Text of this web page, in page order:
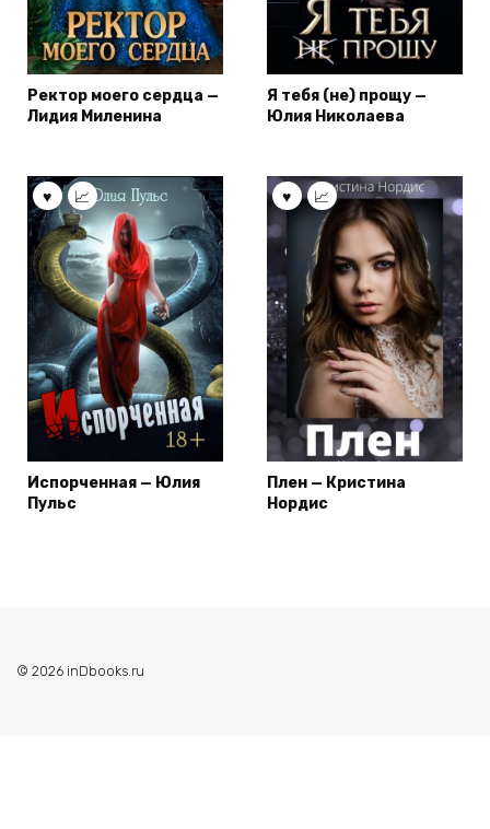
Ректор моего сердца —
Лидия Миленина
Я тебя (не) прощу —
Юлия Николаева
Испорченная — Юлия
Пульс
Плен — Кристина
Нордис
© 2026 inDbooks.ru